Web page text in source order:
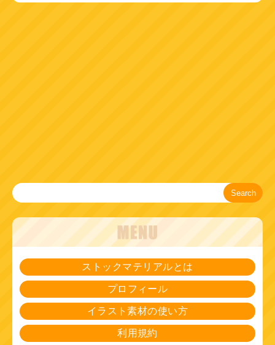
Search
ストックマテリアルとは
プロフィール
イラスト素材の使い方
利用規約